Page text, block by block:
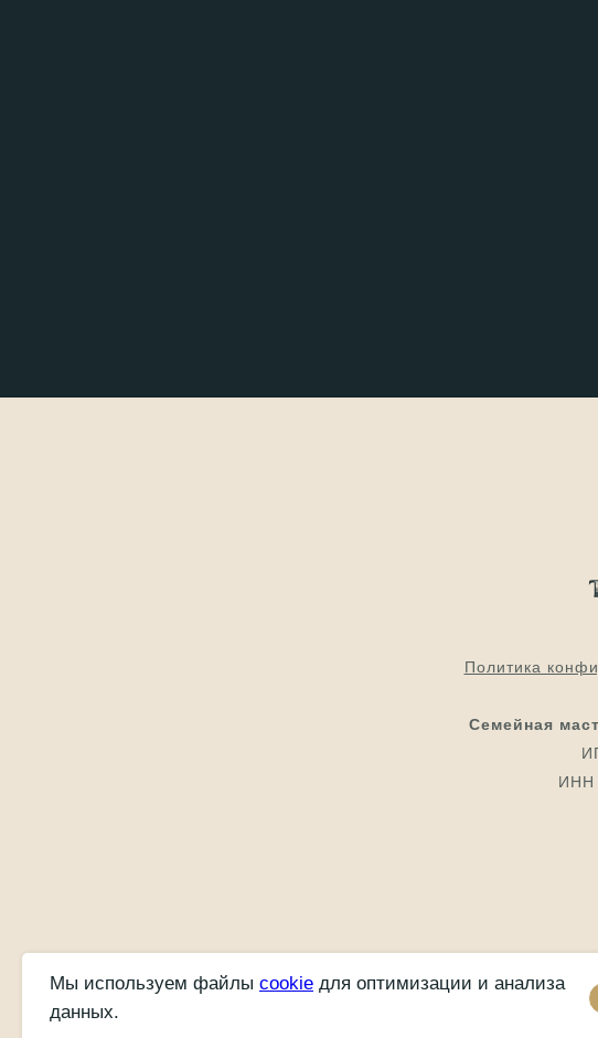
Мы используем файлы cookie для оптимизации и анализа
данных.
Политика
Семейная
ИНН